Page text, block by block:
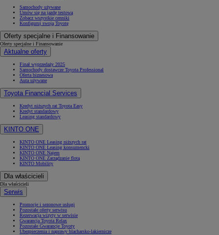
Samochody używane
Umów się na jazdę testową
Zobacz wszystkie cenniki
Konfiguruj swoją Toyotę
Oferty specjalne i Finansowanie
Oferty specjalne i Finansowanie
Aktualne oferty
Finał wyprzedaży 2025
Samochody dostawcze Toyota Professional
Oferta biznesowa
Auta używane
Toyota Financial Services
Kredyt niższych rat Toyota Easy
Kredyt standardowy
Leasing standardowy
KINTO ONE
KINTO ONE Leasing niższych rat
KINTO ONE Leasing konsumencki
KINTO ONE Najem
KINTO ONE Zarządzanie flotą
KINTO Mobility
Dla właścicieli
Dla właścicieli
Serwis
Promocje i sezonowe usługi
Pozostałe oferty serwisu
Rezerwacja wizyty w serwisie
Gwarancja Toyota Relax
Pozostałe Gwarancje Toyoty
Ubezpieczenia i naprawy blacharsko-lakiernicze